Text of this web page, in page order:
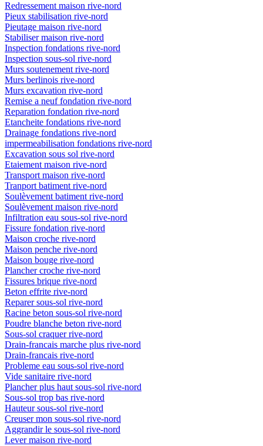
Redressement maison rive-nord
Pieux stabilisation rive-nord
Pieutage maison rive-nord
Stabiliser maison rive-nord
Inspection fondations rive-nord
Inspection sous-sol rive-nord
Murs soutenement rive-nord
Murs berlinois rive-nord
Murs excavation rive-nord
Remise a neuf fondation rive-nord
Reparation fondation rive-nord
Etancheite fondations rive-nord
Drainage fondations rive-nord
impermeabilisation fondations rive-nord
Excavation sous sol rive-nord
Etaiement maison rive-nord
Transport maison rive-nord
Tranport batiment rive-nord
Soulèvement batiment rive-nord
Soulèvement maison rive-nord
Infiltration eau sous-sol rive-nord
Fissure fondation rive-nord
Maison croche rive-nord
Maison penche rive-nord
Maison bouge rive-nord
Plancher croche rive-nord
Fissures brique rive-nord
Beton effrite rive-nord
Reparer sous-sol rive-nord
Racine beton sous-sol rive-nord
Poudre blanche beton rive-nord
Sous-sol craquer rive-nord
Drain-francais marche plus rive-nord
Drain-francais rive-nord
Probleme eau sous-sol rive-nord
Vide sanitaire rive-nord
Plancher plus haut sous-sol rive-nord
Sous-sol trop bas rive-nord
Hauteur sous-sol rive-nord
Creuser mon sous-sol rive-nord
Aggrandir le sous-sol rive-nord
Lever maison rive-nord